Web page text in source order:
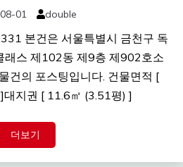
01 double
본건은 서울특별시 금천구 독
스 제102동 제9층 제902호소
건의 포스팅입니다. 건물면적 [
지권 [ 11.6㎡ (3.51평) ]
더보기